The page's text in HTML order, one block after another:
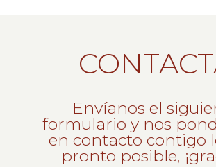
Envíanos el
formulario y nos
en contacto contigo
pronto posible,